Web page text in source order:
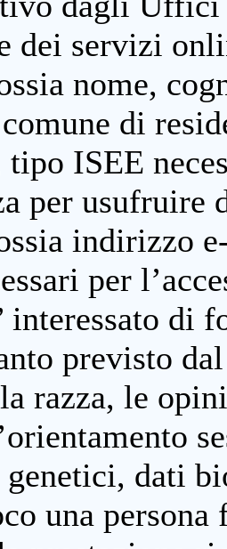
dei servizi
nome,
di
ISEE
per
indirizzo
per
interessato di
previsto
razza, le
genetici, dati
una